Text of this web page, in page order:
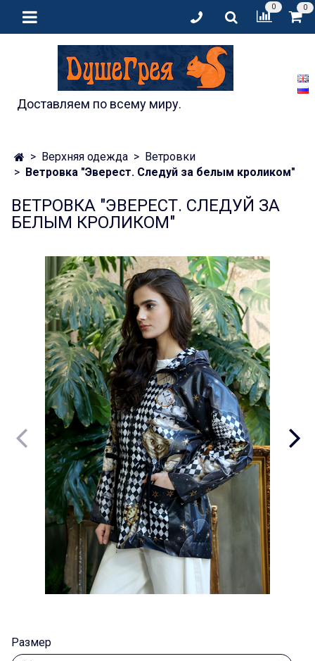
0 0
Доставляем по всему миру.
Верхняя одежда
Ветровки
Ветровка "Эверест. Следуй за белым кроликом"
ВЕТРОВКА "ЭВЕРЕСТ. СЛЕДУЙ ЗА
БЕЛЫМ КРОЛИКОМ"
Размер